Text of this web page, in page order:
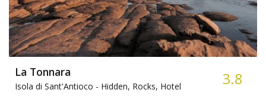
La Tonnara
Isola di Sant'Antioco - Hidden, Rocks, Hotel 3.8